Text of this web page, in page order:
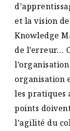
et la vision
Knowledge
de l’erreur…
organisation
les pratiques
points
l’agilité du